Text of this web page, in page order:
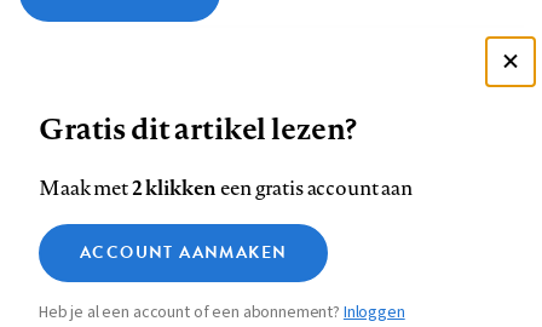
ons
op
Facebook
ons
op
LinkedIn
ons
op
Bluesky
ons
op
Instagram
ons
op
YouTube
ons
Footer
navigation
Contact Colofon Disclaimer Privacy
Medische vragen verdienen
betrouwbare antwoorden
Zie onze cookie policy
Analytische cookies
Marketing cookies
Gratis dit artikel lezen?
Maak met2 klikkeneen gratis account aan
ACCOUNT AANMAKEN
Heb je al een account of een abonnement?Inloggen